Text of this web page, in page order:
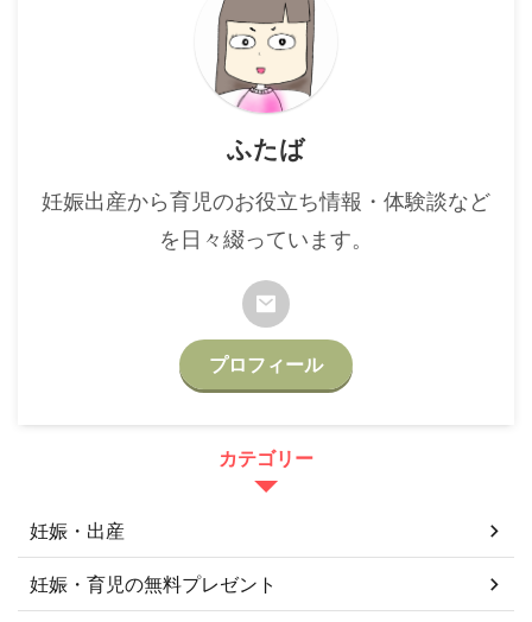
ふたば
妊娠出産から育児のお役立ち情報・体験談など
を日々綴っています。
プロフィール
カテゴリー
妊娠・出産
妊娠・育児の無料プレゼント